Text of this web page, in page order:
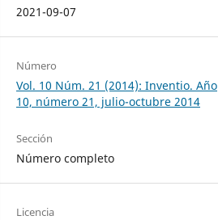
2021-09-07
Número
Vol. 10 Núm. 21 (2014): Inventio. Año
10, número 21, julio-octubre 2014
Sección
Número completo
Licencia